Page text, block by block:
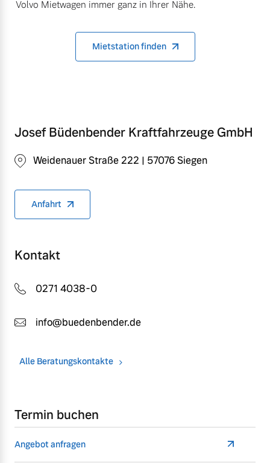
Volvo Mietwagen immer ganz in Ihrer Nähe.
Mietstation finden
Josef Büdenbender Kraftfahrzeuge GmbH
Weidenauer Straße 222 | 57076 Siegen
Anfahrt
Kontakt
0271 4038-0
info@buedenbender.de
Alle Beratungskontakte
Termin buchen
Angebot anfragen